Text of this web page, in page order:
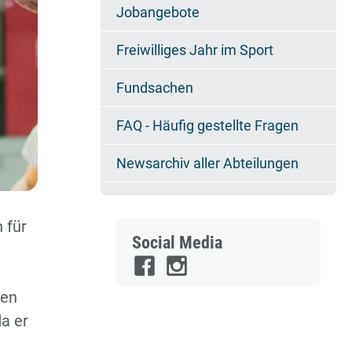
für
er
TSV erhält erneut
Jobangebote
Freiwilliges Jahr im Sport
Fundsachen
FAQ - Häufig gestellte Fragen
Newsarchiv aller Abteilungen
Social Media